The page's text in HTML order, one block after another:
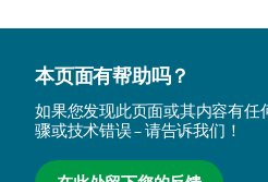
本页面有帮助吗？
如果您发现此页面或其内容有任
骤或技术错误 – 请告诉我们！